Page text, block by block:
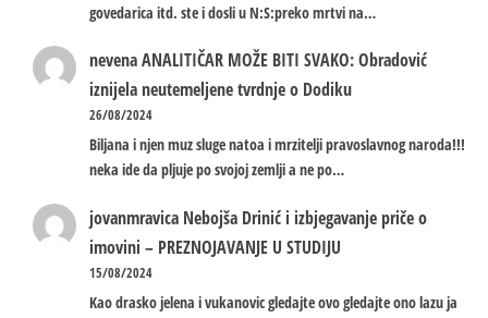
govedarica itd. ste i dosli u N:S:preko mrtvi na…
nevenaANALITIČAR MOŽE BITI SVAKO: Obradović
iznijela neutemeljene tvrdnje o Dodiku
26/08/2024
Biljana i njen muz sluge natoa i mrzitelji pravoslavnog naroda!!!
neka ide da pljuje po svojoj zemlji a ne po…
jovanmravica Nebojša Drinić i izbjegavanje priče o
imovini – PREZNOJAVANJE U STUDIJU
15/08/2024
Kao drasko jelena i vukanovic gledajte ovo gledajte ono lazu ja